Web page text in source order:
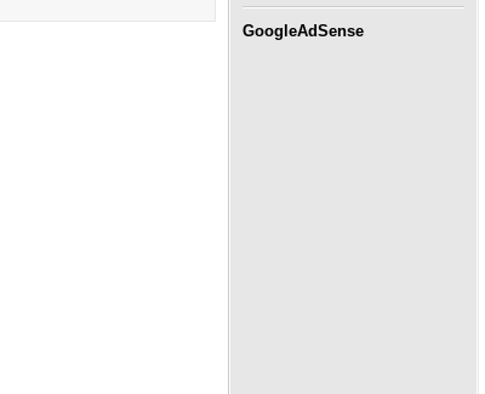
GoogleAdSense